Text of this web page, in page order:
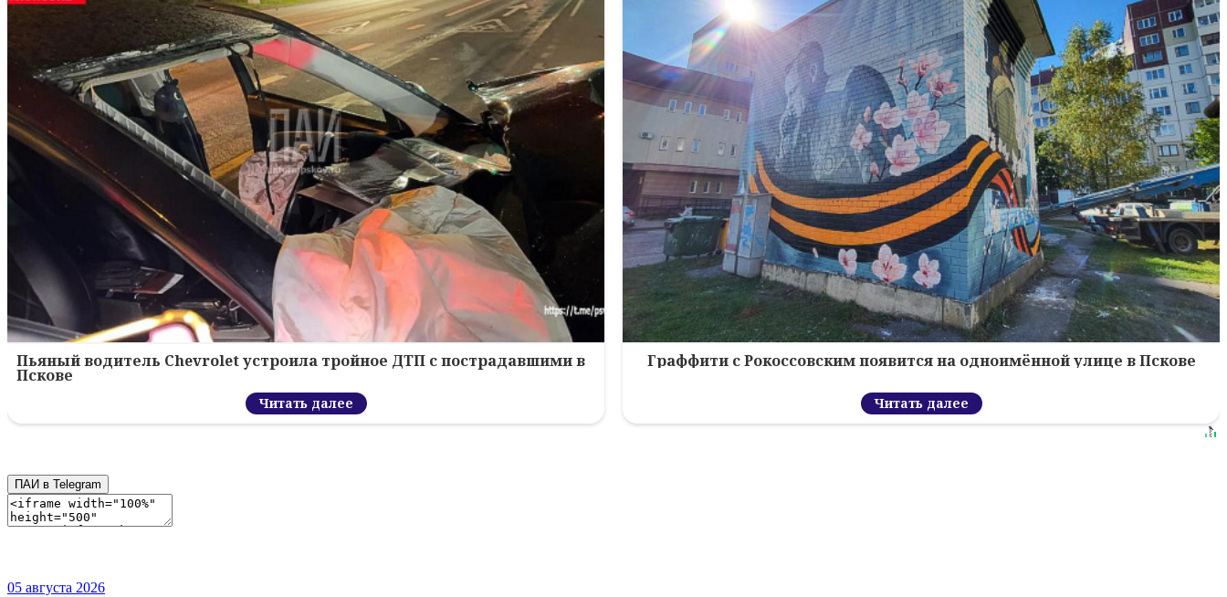
Пьяный водитель Chevrolet устроила тройное ДТП с пострадавшими в
Пскове
Читать далее
Граффити с Рокоссовским появится на одноимённой улице в Пскове
Читать далее
ПАИ в Telegram
05 августа 2026